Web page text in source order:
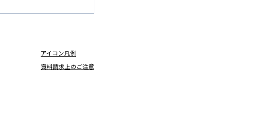
アイコン凡例
資料請求上のご注意